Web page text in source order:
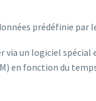
prédéfinie
via un logiciel
en fonction du